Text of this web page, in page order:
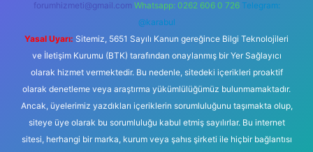
forumhizmeti@gmail.com Whatsapp: 0262 606 0 726 Telegram:
@karabul
Yasal Uyarı: Sitemiz, 5651 Sayılı Kanun gereğince Bilgi Teknolojileri
ve İletişim Kurumu (BTK) tarafından onaylanmış bir Yer Sağlayıcı
olarak hizmet vermektedir. Bu nedenle, sitedeki içerikleri proaktif
olarak denetleme veya araştırma yükümlülüğümüz bulunmamaktadır.
Ancak, üyelerimiz yazdıkları içeriklerin sorumluluğunu taşımakta olup,
siteye üye olarak bu sorumluluğu kabul etmiş sayılırlar. Bu internet
sitesi, herhangi bir marka, kurum veya şahıs şirketi ile hiçbir bağlantısı